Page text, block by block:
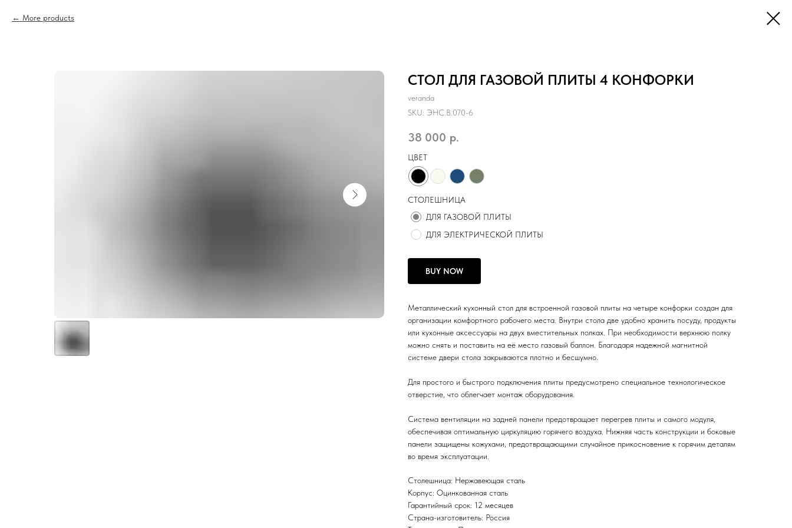
More products
СТОЛ ДЛЯ ГАЗОВОЙ ПЛИТЫ 4 КОНФОРКИ
veranda
SKU: ЭНС.B.070-6
38 000 р.
ЦВЕТ
СТОЛЕШНИЦА
ДЛЯ ГАЗОВОЙ ПЛИТЫ
ДЛЯ ЭЛЕКТРИЧЕСКОЙ ПЛИТЫ
BUY NOW
Металлический кухонный стол для встроенной газовой плиты на четыре конфорки создан для
организации комфортного рабочего места. Внутри стола две удобно хранить посуду, продукты
или кухонные аксессуары на двух вместительных полках. При необходимости верхнюю полку
можно снять и поставить на её место газовый баллон. Благодаря надежной магнитной
системе двери стола закрываются плотно и бесшумно.
Для простого и быстрого подключения плиты предусмотрено специальное технологическое
отверстие, что облегчает монтаж оборудования.
Система вентиляции на задней панели предотвращает перегрев плиты и самого модуля,
обеспечивая оптимальную циркуляцию горячего воздуха. Нижняя часть конструкции и боковые
панели защищены кожухами, предотвращающими случайное прикосновение к горячим деталям
во время эксплуатации.
Столешница: Нержавеющая сталь
Корпус: Оцинкованная сталь
Гарантийный срок: 12 месяцев
Страна-изготовитель: Россия